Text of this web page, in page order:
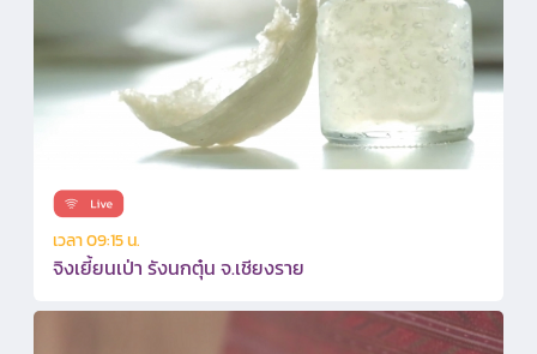
เวลา 09:15 น.
จิงเยี้ยนเป่า รังนกตุ๋น จ.เชียงราย